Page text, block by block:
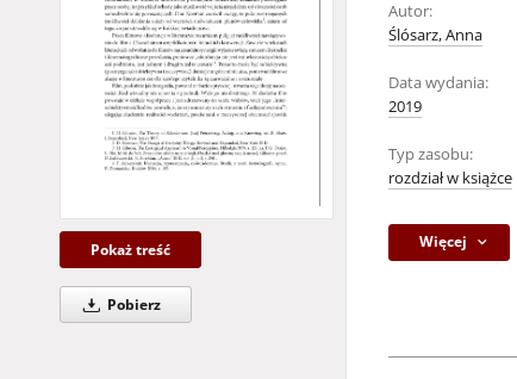
Pokaż treść
Pobierz
Autor:
Ślósarz, Anna
Data wydania:
2019
Typ zasobu:
rozdział w książce
Więcej